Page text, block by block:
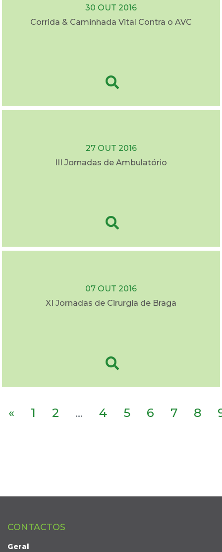
30 OUT 2016
Corrida & Caminhada Vital Contra o AVC
27 OUT 2016
III Jornadas de Ambulatório
07 OUT 2016
XI Jornadas de Cirurgia de Braga
« 1 2 ... 4 5 6 7 8
CONTACTOS
Geral